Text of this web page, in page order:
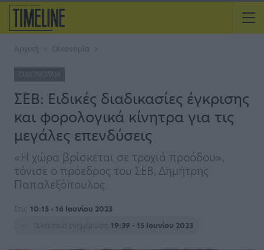
Αρχική Οικονομία
ΟΙΚΟΝΟΜΊΑ
ΣΕΒ: Ειδικές διαδικασίες έγκρισης
και φορολογικά κίνητρα για τις
μεγάλες επενδύσεις
«Η χώρα βρίσκεται σε τροχιά προόδου»,
τόνισε ο πρόεδρος του ΣΕΒ, Δημήτρης
Παπαλεξόπουλος
Στις 10:15 - 16 Ιουνίου 2023
Τελευταία ενημέρωση
19:39 - 15 Ιουνίου 2023